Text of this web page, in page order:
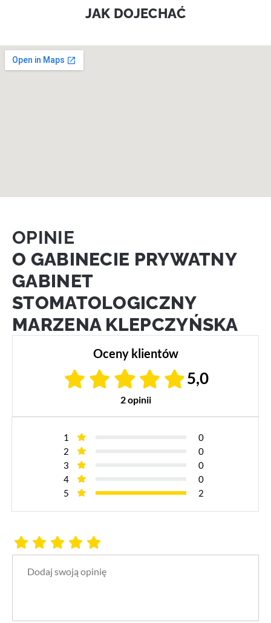
JAK DOJECHAĆ
OPINIE
O GABINECIE PRYWATNY
GABINET
STOMATOLOGICZNY
MARZENA KLEPCZYŃSKA
Oceny klientów
5,0
2 opinii
1
0
2
0
3
0
4
0
5
2